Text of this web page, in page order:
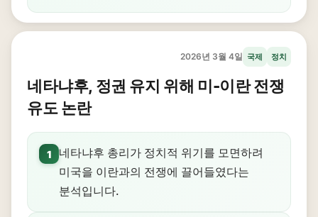
2026년 3월 4일 국제 정치
네타냐후, 정권 유지 위해 미-이란 전쟁
유도 논란
1
네타냐후 총리가 정치적 위기를 모면하려
미국을 이란과의 전쟁에 끌어들였다는
분석입니다.